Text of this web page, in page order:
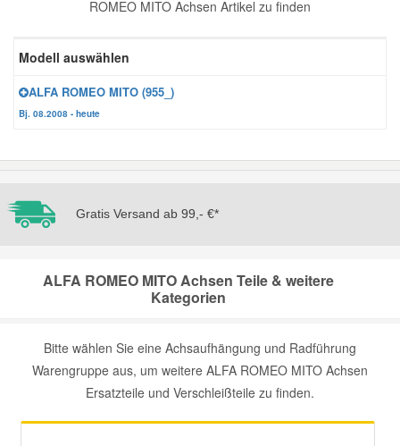
ROMEO MITO Achsen Artikel zu finden
Modell auswählen
ALFA ROMEO MITO (955_)
Bj. 08.2008 - heute
Gratis Versand ab 99,- €*
ALFA ROMEO MITO Achsen Teile & weitere
Kategorien
Bitte wählen Sie eine Achsaufhängung und Radführung
Warengruppe aus, um weitere ALFA ROMEO MITO Achsen
Ersatzteile und Verschleißteile zu finden.
Zündanlage und Glühanlage
Jeep Ersatzteile
Lancia Ersatzteile